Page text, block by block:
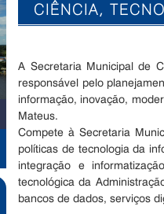
CIÊNCIA,
A Secretaria Municipal de
responsável pelo
informação, inovação,
Mateus.
Compete à Secretaria
políticas de tecnologia da
integração e
tecnológica da
bancos de dados, serviços